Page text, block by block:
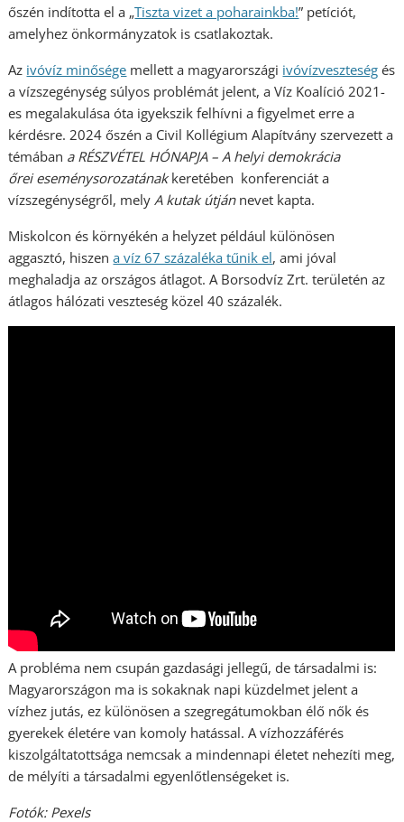
őszén indította el a „Tiszta vizet a poharainkba!” petíciót,
amelyhez önkormányzatok is csatlakoztak.
Az ivóvíz minősége mellett a magyarországi ivóvízveszteség és
a vízszegénység súlyos problémát jelent, a Víz Koalíció 2021-
es megalakulása óta igyekszik felhívni a figyelmet erre a
kérdésre. 2024 őszén a Civil Kollégium Alapítvány szervezett a
témában a RÉSZVÉTEL HÓNAPJA – A helyi demokrácia
őrei eseménysorozatánakkeretében konferenciát a
vízszegénységről, melyA kutak útjánnevet kapta.
Miskolcon és környékén a helyzet például különösen
aggasztó, hiszena víz 67 százaléka tűnik el, ami jóval
meghaladja az országos átlagot. A Borsodvíz Zrt. területén az
átlagos hálózati veszteség közel 40 százalék.
A probléma nem csupán gazdasági jellegű, de társadalmi is:
Magyarországon ma is sokaknak napi küzdelmet jelent a
vízhez jutás, ez különösen a szegregátumokban élő nők és
gyerekek életére van komoly hatással. A vízhozzáférés
kiszolgáltatottsága nemcsak a mindennapi életet nehezíti meg,
de mélyíti a társadalmi egyenlőtlenségeket is.
Fotók: Pexels